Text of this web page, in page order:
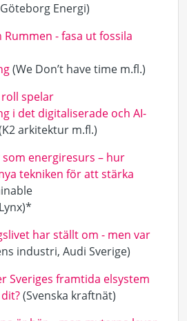
Energi)
Rummen - fasa ut fossila
(We Don’t have time m.fl.)
spelar
i det digitaliserade och AI-
arkitektur m.fl.)
som energiresurs – hur
tekniken för att stärka
har ställt om - men var
industri, Audi Sverige)
Sveriges framtida elsystem
(Svenska kraftnät)